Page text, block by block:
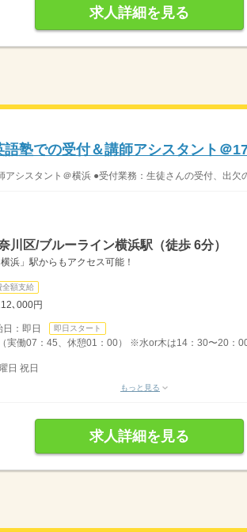
求人詳細を見る
語塾での受付＆講師アシスタント＠
アシスタント＠横浜 ●受付業務：生徒さんの受付、出欠
川区/ブルーライン横浜駅（徒歩 6分）
浜」駅からもアクセス可能！
全額支給
､000円
：即日 即日スタート
実働07：45、休憩01：00） ※水or木は14：30〜20：
日 祝日
もっと見る
求人詳細を見る